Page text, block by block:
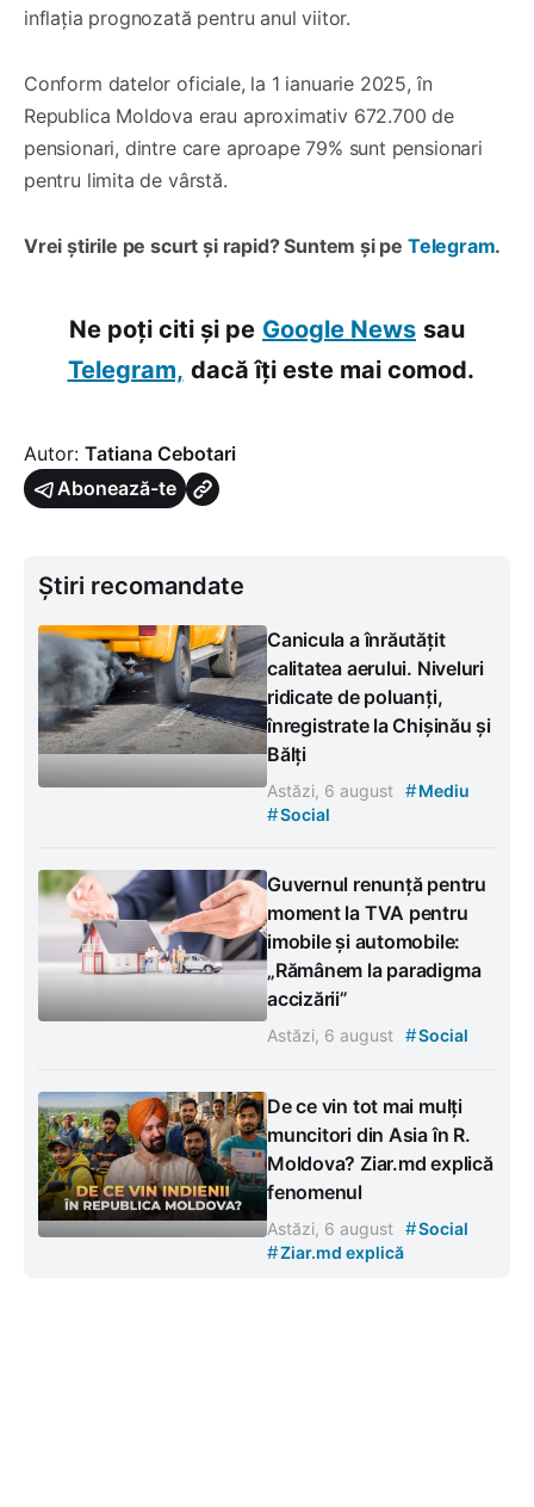
inflația prognozată pentru anul viitor.
Conform datelor oficiale, la 1 ianuarie 2025, în
Republica Moldova erau aproximativ 672.700 de
pensionari, dintre care aproape 79% sunt pensionari
pentru limita de vârstă.
Vrei știrile pe scurt și rapid? Suntem și pe Telegram.
Ne poți citi și pe Google News sau
Telegram, dacă îți este mai comod.
Autor: Tatiana Cebotari
Abonează-te
Știri recomandate
Canicula a înrăutățit
calitatea aerului. Niveluri
ridicate de poluanți,
înregistrate la Chișinău și
Bălți
Astăzi, 6 august #Mediu
#Social
Guvernul renunță pentru
moment la TVA pentru
imobile și automobile:
„Rămânem la paradigma
accizării”
Astăzi, 6 august #Social
De ce vin tot mai mulți
muncitori din Asia în R.
Moldova? Ziar.md explică
fenomenul
Astăzi, 6 august #Social
#Ziar.md explică